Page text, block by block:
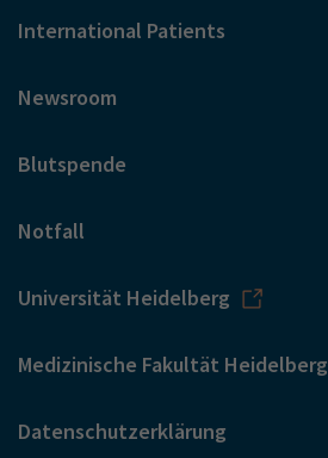
International Patients
Newsroom
Blutspende
Notfall
Universität Heidelberg
Medizinische Fakultät Heidelberg
Datenschutzerklärung